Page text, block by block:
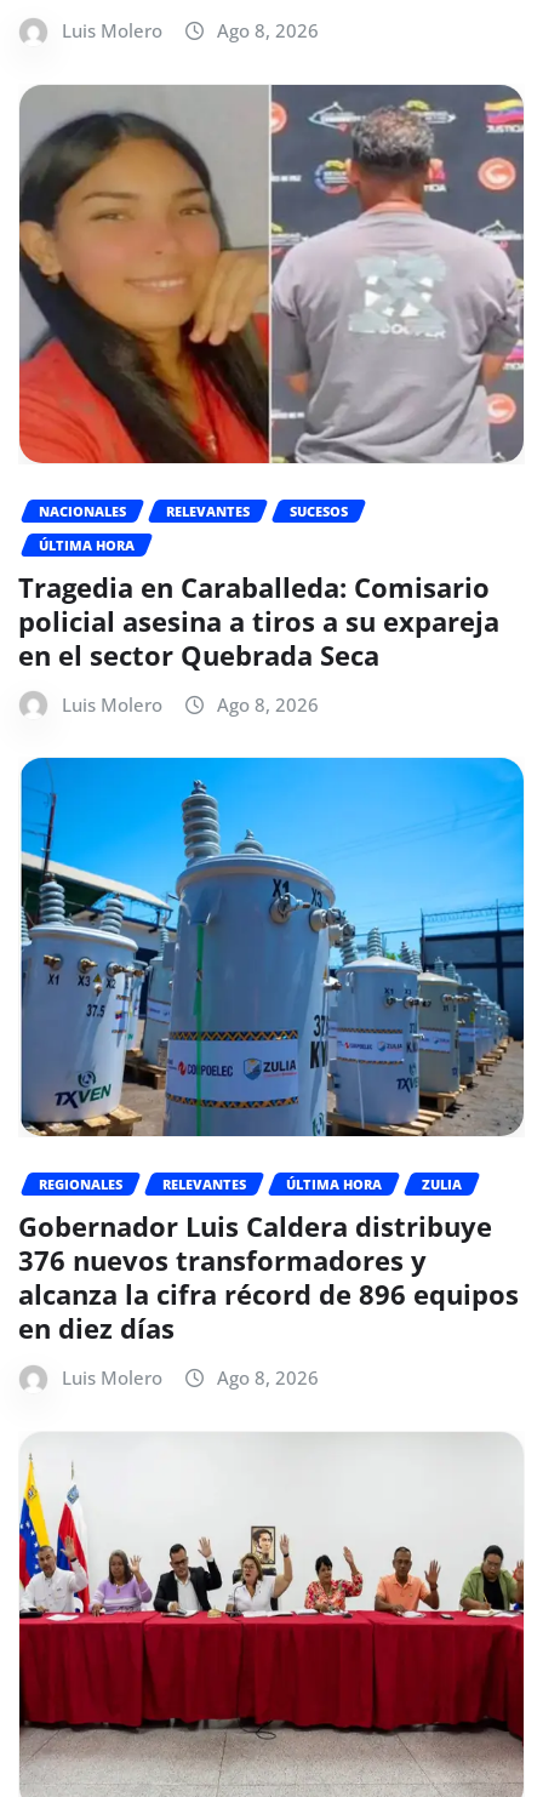
Luis Molero Ago 8, 2026
NACIONALES RELEVANTES
SUCESOS
ÚLTIMA HORA
Tragedia en Caraballeda: Comisario
policial asesina a tiros a su expareja
en el sector Quebrada Seca
Luis Molero Ago 8, 2026
REGIONALES RELEVANTES ÚLTIMA HORA ZULIA
Gobernador Luis Caldera distribuye
376 nuevos transformadores y
alcanza la cifra récord de 896 equipos
en diez días
Luis Molero Ago 8, 2026